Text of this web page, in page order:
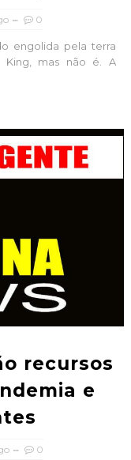
0
engolida pela terra
mas não é. A
recursos
e
0